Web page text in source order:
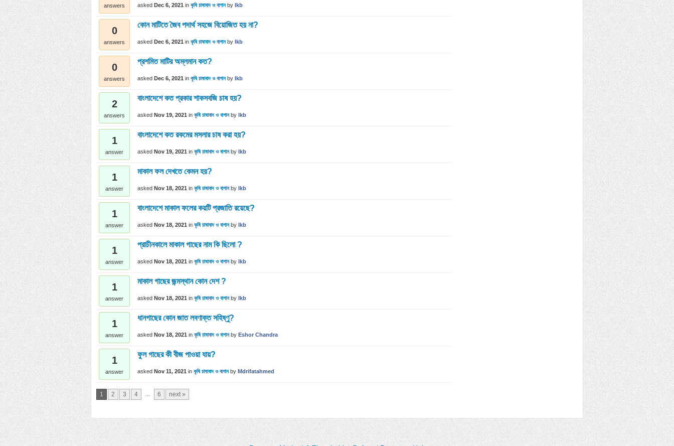
answers asked Dec 6, 2021 in কৃষি চাষাবাদ ও বাগান by Ikb
0
answers
কোন মাটিতে জৈব পদার্থ সহজে বিয়োজিত হয় না?
asked Dec 6, 2021 in কৃষি চাষাবাদ ও বাগান by Ikb
0
answers
প্রশমিত মাটির অম্লমান কত?
asked Dec 6, 2021 in কৃষি চাষাবাদ ও বাগান by Ikb
2
answers
বাংলাদেশে কত প্রকার শাকসবজি চাষ হয়?
asked Nov 19, 2021 in কৃষি চাষাবাদ ও বাগান by Ikb
1
answer
বাংলাদেশে কত রকমের মসলার চাষ করা হয়?
asked Nov 19, 2021 in কৃষি চাষাবাদ ও বাগান by Ikb
1
answer
মাকাল ফল দেখতে কেমন হয়?
asked Nov 18, 2021 in কৃষি চাষাবাদ ও বাগান by Ikb
1
answer
বাংলাদেশে মাকাল ফলের কয়টি প্রজাতি রয়েছে?
asked Nov 18, 2021 in কৃষি চাষাবাদ ও বাগান by Ikb
1
answer
প্রাচীনকালে মাকাল গাছের নাম কি ছিলো ?
asked Nov 18, 2021 in কৃষি চাষাবাদ ও বাগান by Ikb
1
answer
মাকাল গাছের জন্মস্থান কোন দেশ ?
asked Nov 18, 2021 in কৃষি চাষাবাদ ও বাগান by Ikb
1
answer
ধানগাছের কোন জাত লবণাক্ত সহিষ্ণু?
asked Nov 18, 2021 in কৃষি চাষাবাদ ও বাগান by Eshor Chandra
1
answer
ফুল গাছের কী বীজ পাওয়া যায়?
asked Nov 11, 2021 in কৃষি চাষাবাদ ও বাগান by Mdrifatahmed
1 2 3 4 ... 6 next »